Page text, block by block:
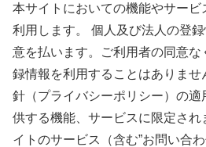
本サイトにおいての機能やサービ
利用します。 個人及び法人の登
意を払います。ご利用者の同意
録情報を利用することはありま
針（プライバシーポリシー）の
供する機能、サービスに限定され
イトのサービス（含む”お問い合